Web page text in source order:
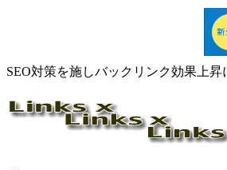
SEO対策を施しバックリンク効果上